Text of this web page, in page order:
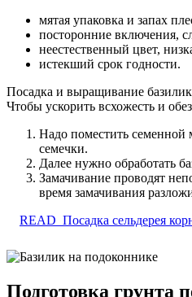
мятая упаковка и запах
посторонние включения,
неестественный цвет,
истекший срок годности.
Посадка и выращивание
Чтобы ускорить всхожесть и
Надо поместить семенной
семечки.
Далее нужно обработать
Замачивание проводят
время замачивания
READ Посадка сельдерея
Подготовка грунта